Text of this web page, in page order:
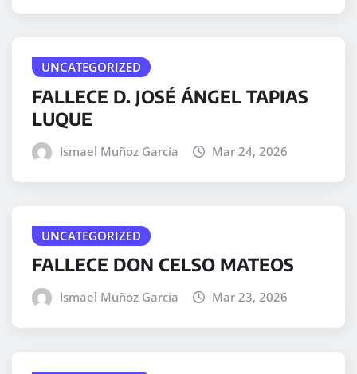
UNCATEGORIZED
FALLECE D. JOSÉ ÁNGEL TAPIAS
LUQUE
Ismael Muñoz Garcia Mar 24, 2026
UNCATEGORIZED
FALLECE DON CELSO MATEOS
Ismael Muñoz Garcia Mar 23, 2026